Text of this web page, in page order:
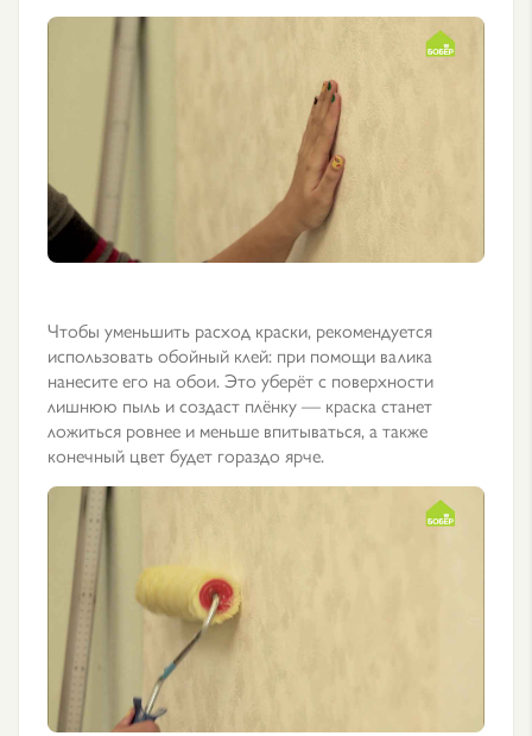
Чтобы уменьшить расход краски, рекомендуется
использовать обойный клей: при помощи валика
нанесите его на обои. Это уберёт с поверхности
лишнюю пыль и создаст плёнку — краска станет
ложиться ровнее и меньше впитываться, а также
конечный цвет будет гораздо ярче.